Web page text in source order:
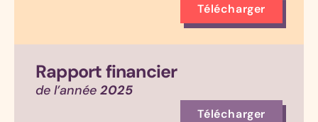
Télécharger
Rapport financier
de l’année 2025
Télécharger